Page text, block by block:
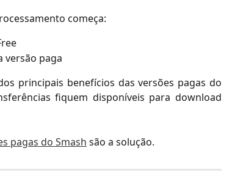
começa:
versão paga
principais benefícios das versões pagas do
fiquem disponíveis para download
pagas do Smash são a solução.